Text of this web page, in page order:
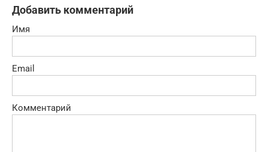
Добавить комментарий
Имя
Email
Комментарий